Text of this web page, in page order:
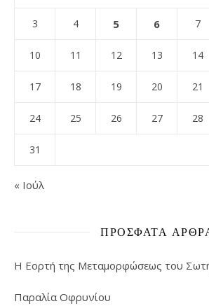
3 4 5 6 7
10 11 12 13 14
17 18 19 20 21
24 25 26 27 28
31
« Ιούλ
ΠΡΌΣΦΑΤΑ
Η Εορτή της Μεταμορφώσεως του
Παραλία Οφρυνίου